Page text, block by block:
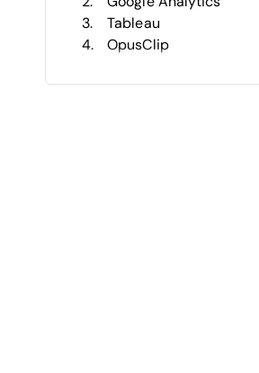
Tableau
OpusClip
AI for Churches